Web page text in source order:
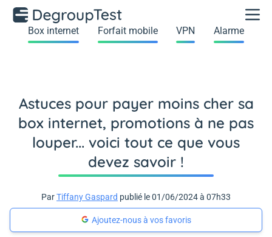
Box internet Forfait mobile VPN Alarme
Astuces pour payer moins cher sa
box internet, promotions à ne pas
louper... voici tout ce que vous
devez savoir !
ParTiffany Gaspard publié le 01/06/2024 à 07h33
Ajoutez-nous à vos favoris